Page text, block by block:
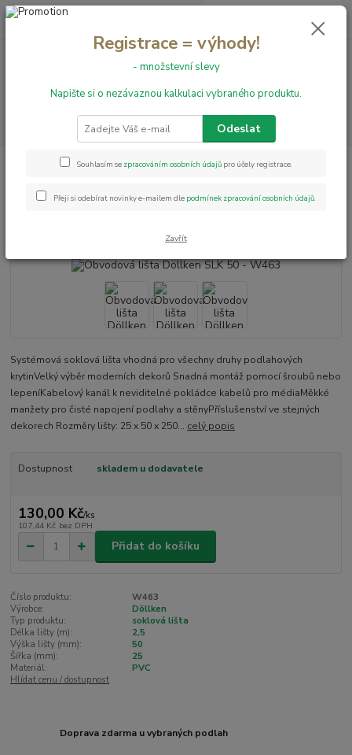
+420 731 199 591 0,00 Kč
Obvodové lišty Obvodová lišta Döllken SLK 50 - W463
Obvodová lišta Döllken SLK 50 -
Systémová soklová lišta vhodná pro všechny druhy podlahových
krytinVelký výběr moderních dekorů Snadná montáž pomocí šroubů nebo
lepeníKabelový kanál k neviditelné pokládce kabelů pro médiaMěkké
manžety pro čisté napojení podlahy a stěnyPříslušenství ve stejných
dekorech Rozměry lišty: 25 x 50 x 250... celý popis
Dostupnost skladem u dodavatele
130,00 Kč/ks
107,44 Kč bez DPH
Přidat do košíku
Číslo produktu:
W463
Výrobce:
Döllken
Typ produktu:
soklová lišta
Délka lišty (m):
2,5
Výška lišty (mm):
50
Šířka (mm):
25
Materiál:
PVC
Hlídat cenu / dostupnost
Doprava zdarma u vybraných podlah
Registrace = výhody!
- množstevní slevy
Napište si o nezávaznou kalkulaci vybraného produktu.
Odeslat
Souhlasím se zpracováním osobních údajů pro účely registrace.
Přeji si odebírat novinky e-mailem dle podmínek zpracování osobních údajů.
Zavřít